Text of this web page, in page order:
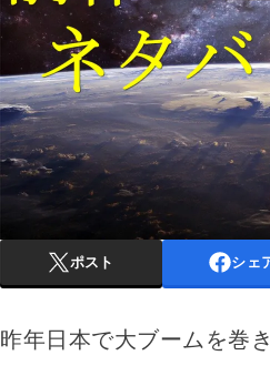
ポスト シェ
昨年日本で大ブームを巻